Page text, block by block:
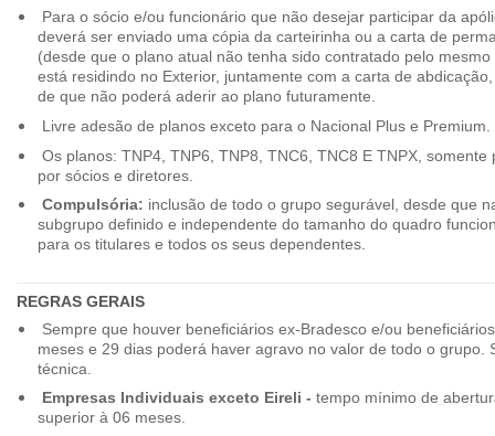
Para o sócio e/ou funcionário que não desejar participar da
deverá ser enviado uma cópia da carteirinha ou a carta de
(desde que o plano atual não tenha sido contratado pelo
está residindo no Exterior, juntamente com a carta de
de que não poderá aderir ao plano futuramente.
Livre adesão de planos exceto para o Nacional Plus e Premium.
Os planos: TNP4, TNP6, TNP8, TNC6, TNC8 E TNPX,
por sócios e diretores.
Compulsória: inclusão de todo o grupo segurável, desde que
subgrupo definido e independente do tamanho do quadro
para os titulares e todos os seus dependentes.
REGRAS GERAIS
Sempre que houver beneficiários ex-Bradesco e/ou
meses e 29 dias poderá haver agravo no valor de todo o grupo.
técnica.
Empresas Individuais exceto Eireli - tempo mínimo de
superior à 06 meses.